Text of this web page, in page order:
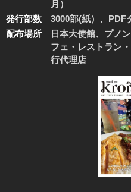
月）
発行部数
3000部(紙）、PDF
配布場所
日本大使館、プノ
フェ・レストラン
行代理店